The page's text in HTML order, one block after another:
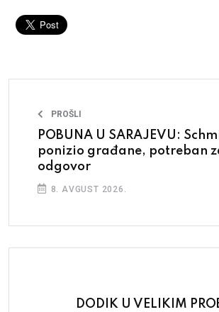
PROŠLI
POBUNA U SARAJEVU:
ponizio građane, potreban
odgovor
8. AVGUST 2026.
DODIK U VELIKIM